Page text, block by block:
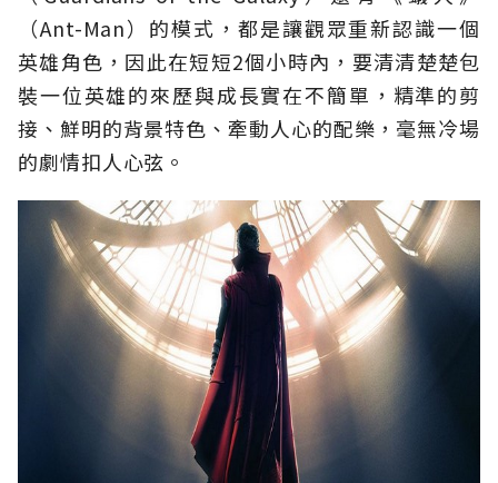
（Ant-Man）的模式，都是讓觀眾重新認識一個
英雄角色，因此在短短2個小時內，要清清楚楚包
裝一位英雄的來歷與成長實在不簡單，精準的剪
接、鮮明的背景特色、牽動人心的配樂，毫無冷場
的劇情扣人心弦。